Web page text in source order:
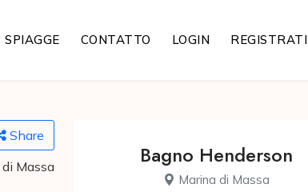
SPIAGGE CONTATTO LOGIN REGISTRATI
Share
Massa Bagno Henderson
Marina di Massa